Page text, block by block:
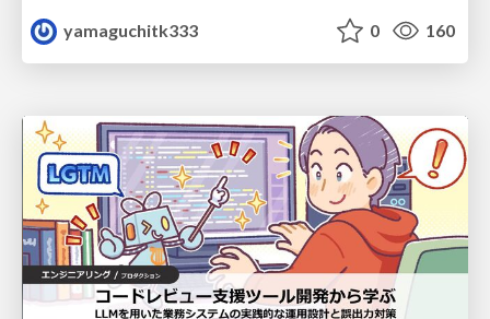
yamaguchitk333
0 160